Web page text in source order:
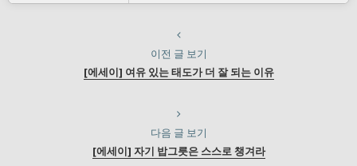
이전 글 보기
[에세이] 여유 있는 태도가 더 잘 되는 이유
다음 글 보기
[에세이] 자기 밥그릇은 스스로 챙겨라